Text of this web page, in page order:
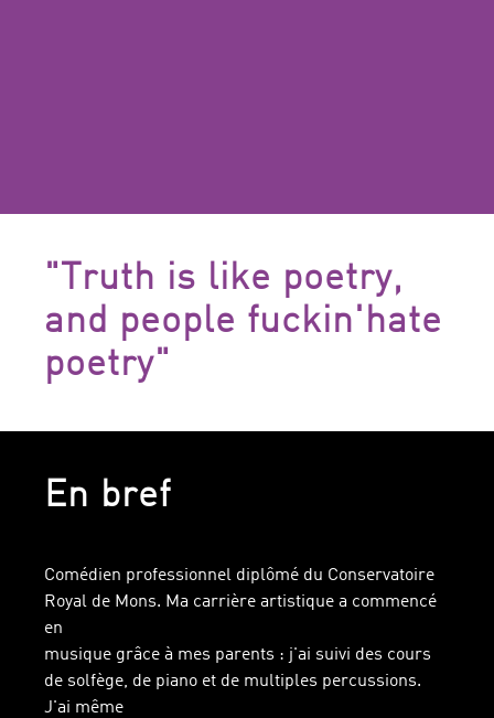
"Truth is like poetry,
and people fuckin'hate
poetry"
En bref
Comédien professionnel diplômé du Conservatoire
Royal de Mons. Ma carrière artistique a commencé
en
musique grâce à mes parents : j'ai suivi des cours
de solfège, de piano et de multiples percussions.
J'ai même